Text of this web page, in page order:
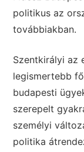
politikus az
továbbiakban.
Szentkirályi az
legismertebb
budapesti
szerepelt
személyi
politika